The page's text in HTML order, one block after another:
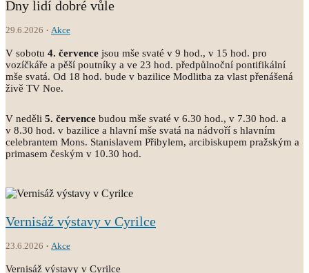
Dny lidí dobré vůle
29.6.2026 Akce
V sobotu 4. července jsou mše svaté v 9 hod., v 15 hod. pro
vozíčkáře a pěší poutníky a ve 23 hod. předpůlnoční pontifikální
mše svatá. Od 18 hod. bude v bazilice Modlitba za vlast přenášená
živě TV Noe.
V neděli 5. července budou mše svaté v 6.30 hod., v 7.30 hod. a
v 8.30 hod. v bazilice a hlavní mše svatá na nádvoří s hlavním
celebrantem Mons. Stanislavem Přibylem, arcibiskupem pražským a
primasem českým v 10.30 hod.
Vernisáž výstavy v Cyrilce
23.6.2026 Akce
Vernisáž výstavy v Cyrilce